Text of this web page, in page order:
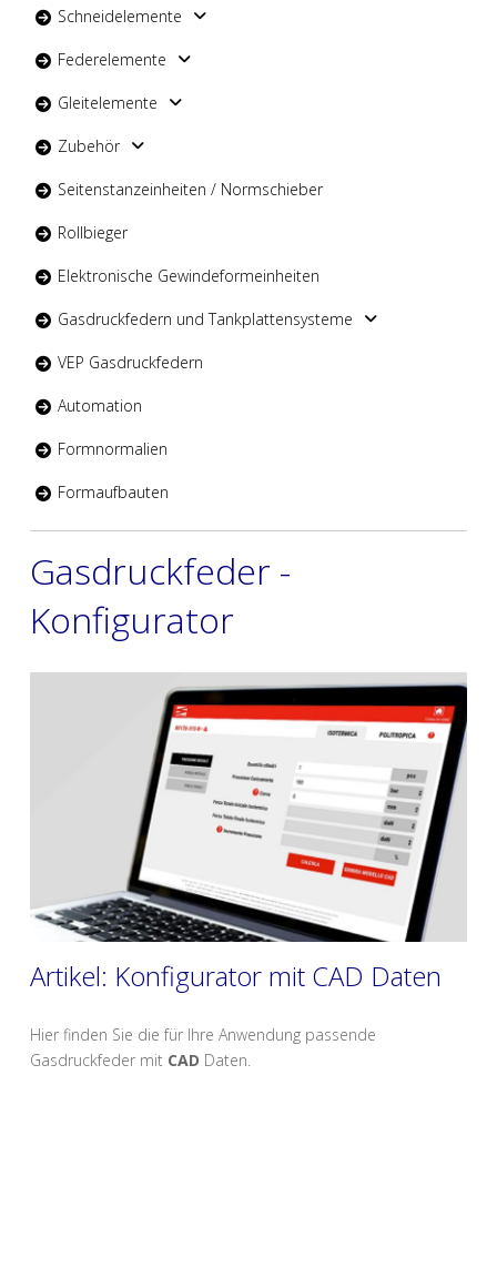
Schneidelemente
Federelemente
Gleitelemente
Zubehör
Seitenstanzeinheiten / Normschieber
Rollbieger
Elektronische Gewindeformeinheiten
Gasdruckfedern und Tankplattensysteme
VEP Gasdruckfedern
Automation
Formnormalien
Formaufbauten
Gasdruckfeder -
Konfigurator
Artikel: Konfigurator mit CAD Daten
Hier finden Sie die für Ihre Anwendung passende
Gasdruckfeder mit CAD Daten.